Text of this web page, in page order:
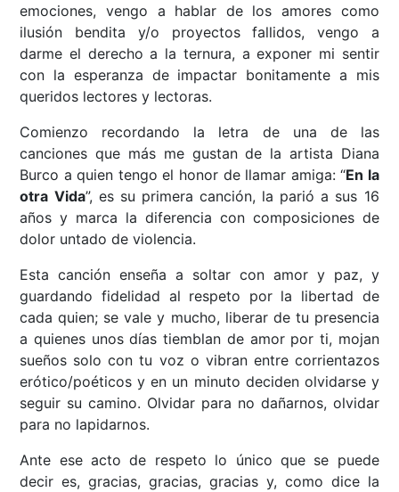
emociones, vengo a hablar de los amores como
ilusión bendita y/o proyectos fallidos, vengo a
darme el derecho a la ternura, a exponer mi sentir
con la esperanza de impactar bonitamente a mis
queridos lectores y lectoras.
Comienzo recordando la letra de una de las
canciones que más me gustan de la artista Diana
Burco a quien tengo el honor de llamar amiga: “En la
otra Vida”, es su primera canción, la parió a sus 16
años y marca la diferencia con composiciones de
dolor untado de violencia.
Esta canción enseña a soltar con amor y paz, y
guardando fidelidad al respeto por la libertad de
cada quien; se vale y mucho, liberar de tu presencia
a quienes unos días tiemblan de amor por ti, mojan
sueños solo con tu voz o vibran entre corrientazos
erótico/poéticos y en un minuto deciden olvidarse y
seguir su camino. Olvidar para no dañarnos, olvidar
para no lapidarnos.
Ante ese acto de respeto lo único que se puede
decir es, gracias, gracias, gracias y, como dice la